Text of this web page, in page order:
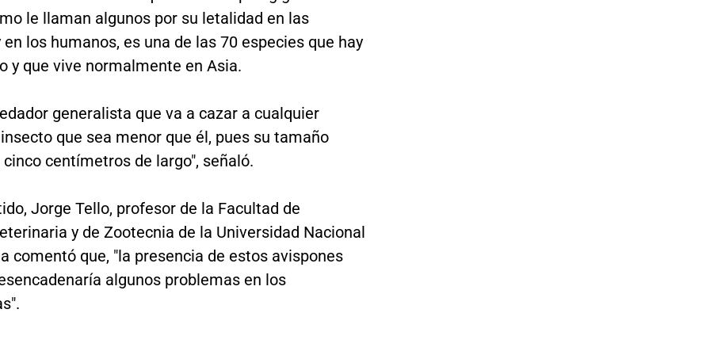
le llaman algunos por su letalidad en las
los humanos, es una de las 70 especies que hay
y que vive normalmente en Asia.
generalista que va a cazar a cualquier
que sea menor que él, pues su tamaño
centímetros de largo", señaló.
Jorge Tello, profesor de la Facultad de
y de Zootecnia de la Universidad Nacional
comentó que, "la presencia de estos avispones
algunos problemas en los